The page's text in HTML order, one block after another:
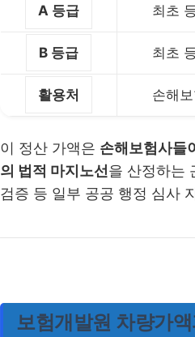
A 등급 최초
B 등급 최초
활용처 손해
이 정산 가액은 손해보험사들
의 법적 마지노선 을 산정하는
검증 등 일부 공공 행정 심사
보험개발원 차량가